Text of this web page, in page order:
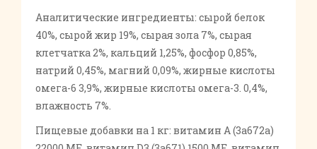
Аналитические ингредиенты: сырой белок
40%, сырой жир 19%, сырая зола 7%, сырая
клетчатка 2%, кальций 1,25%, фосфор 0,85%,
натрий 0,45%, магний 0,09%, жирные кислоты
омега-6 3,9%, жирные кислоты омега-3. 0,4%,
влажность 7%.
Пищевые добавки на 1 кг: витамин А (3а672а)